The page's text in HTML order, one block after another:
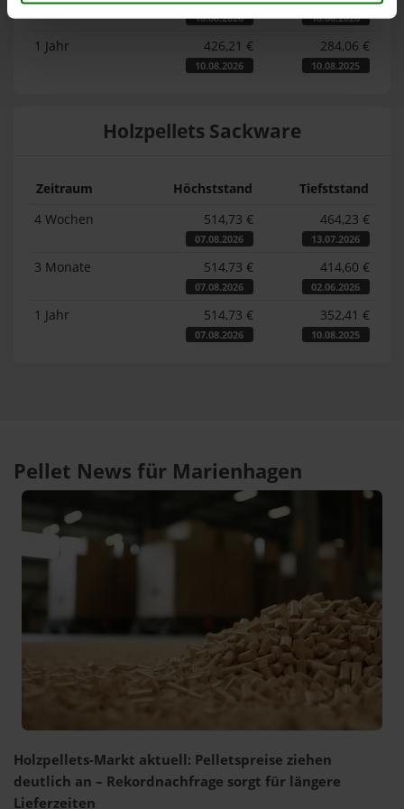
10.08.2026 18.06.2026
1 Jahr 426,21 €
10.08.2026
284,06 €
10.08.2025
Holzpellets Sackware
Zeitraum Höchststand
Tiefststand
4 Wochen
514,73 €
07.08.2026
464,23 €
13.07.2026
3 Monate 514,73 €
07.08.2026
414,60 €
02.06.2026
1 Jahr 514,73 €
07.08.2026
352,41 €
10.08.2025
Pellet News für Marienhagen
Holzpellets-Markt aktuell: Pelletspreise ziehen
deutlich an – Rekordnachfrage sorgt für längere
Lieferzeiten